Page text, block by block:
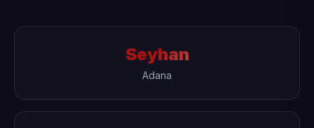
Seyhan
Adana